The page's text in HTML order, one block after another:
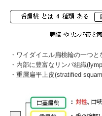
・ ワイダイエル扁桃輪の一つと
・内部に豊富なリンパ組織
・重層扁平上皮(stratified